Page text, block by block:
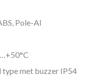
Pole-Al
type met buzzer IP54